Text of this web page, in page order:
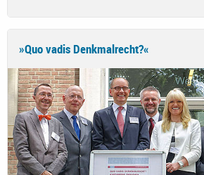
»Quo vadis Denkmalrecht?«